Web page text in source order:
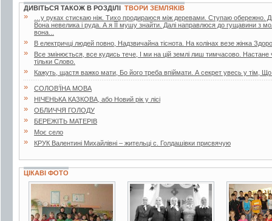
ДИВІТЬСЯ ТАКОЖ В РОЗДІЛІ ТВОРИ ЗЕМЛЯКІВ
»
…у руках стискаю ніж. Тихо продираюся між деревами. Ступаю обережно.
Вона невелика і руда. А я ЇЇ мушу знайти. Далі направлюся до гущавини з
вона...
» В електричці людей повно, Надзвичайна тіснота. На колінах везе жінка
»
Все змінюється, все кудись тече, І ми на цій землі лиш тимчасово.
тільки Слово.
» Кажуть, щастя важко мати, Бо його треба впіймати. А секрет увесь у тім,
» СОЛОВ’ЇНА МОВА
» НІЧЕНЬКА КАЗКОВА, або Новий рік у лісі
» ОБЛИЧЧЯ ГОЛОДУ
» БЕРЕЖІТЬ МАТЕРІВ
» Моє село
» КРУК Валентині Михайлівні – жительці с. Голдашівки присвячую
ЦІКАВІ ФОТО
3 фото 2 фото 5 фото